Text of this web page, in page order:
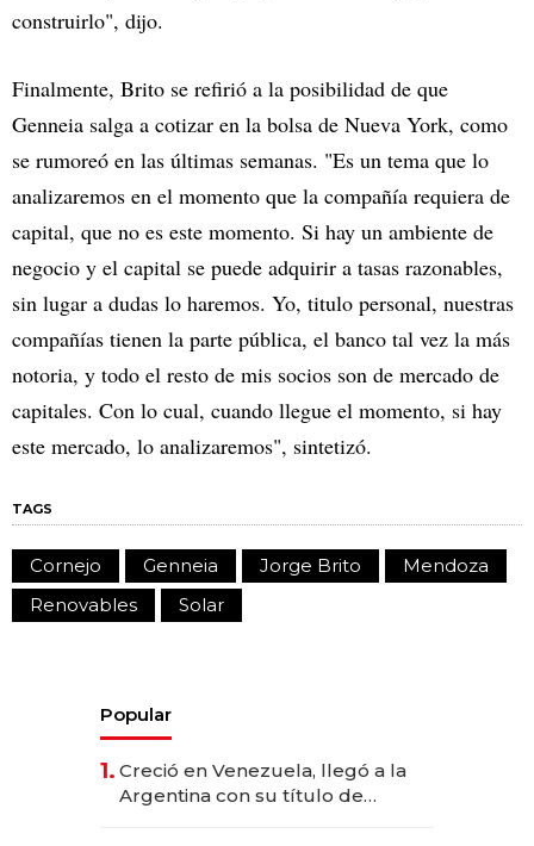
construirlo", dijo.
Finalmente, Brito se refirió a la posibilidad de que
Genneia salga a cotizar en la bolsa de Nueva York, como
se rumoreó en las últimas semanas. "Es un tema que lo
analizaremos en el momento que la compañía requiera de
capital, que no es este momento. Si hay un ambiente de
negocio y el capital se puede adquirir a tasas razonables,
sin lugar a dudas lo haremos. Yo, titulo personal, nuestras
compañías tienen la parte pública, el banco tal vez la más
notoria, y todo el resto de mis socios son de mercado de
capitales. Con lo cual, cuando llegue el momento, si hay
este mercado, lo analizaremos", sintetizó.
TAGS
Cornejo Genneia Jorge Brito
Mendoza
Renovables
Solar
Popular
1. Creció en Venezuela, llegó a la
Argentina con su título de